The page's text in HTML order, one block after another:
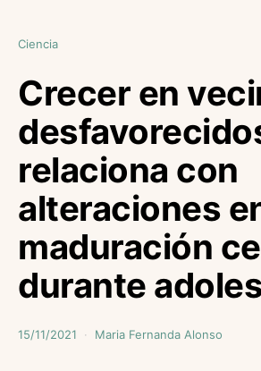
Ciencia
Crecer en
relaciona con
alteraciones
maduración
durante
15/11/2021 Maria Fernanda Alonso